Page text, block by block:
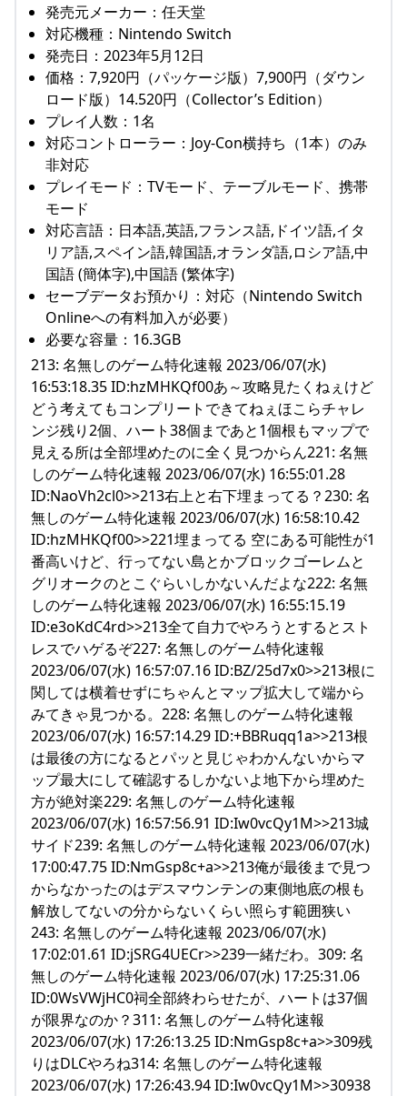
発売元メーカー：任天堂
対応機種：Nintendo Switch
発売日：2023年5月12日
価格：7,920円（パッケージ版）7,900円（ダウン
ロード版）14.520円（Collector’s Edition）
プレイ人数：1名
対応コントローラー：Joy-Con横持ち（1本）のみ
非対応
プレイモード：TVモード、テーブルモード、携帯
モード
対応言語：日本語,英語,フランス語,ドイツ語,イタ
リア語,スペイン語,韓国語,オランダ語,ロシア語,中
国語 (簡体字),中国語 (繁体字)
セーブデータお預かり：対応（Nintendo Switch
Onlineへの有料加入が必要）
必要な容量：16.3GB
213: 名無しのゲーム特化速報 2023/06/07(水)
16:53:18.35 ID:hzMHKQf00あ～攻略見たくねぇけど
どう考えてもコンプリートできてねぇほこらチャレ
ンジ残り2個、ハート38個まであと1個根もマップで
見える所は全部埋めたのに全く見つからん221: 名無
しのゲーム特化速報 2023/06/07(水) 16:55:01.28
ID:NaoVh2cl0>>213右上と右下埋まってる？230: 名
無しのゲーム特化速報 2023/06/07(水) 16:58:10.42
ID:hzMHKQf00>>221埋まってる 空にある可能性が1
番高いけど、行ってない島とかブロックゴーレムと
グリオークのとこぐらいしかないんだよな222: 名無
しのゲーム特化速報 2023/06/07(水) 16:55:15.19
ID:e3oKdC4rd>>213全て自力でやろうとするとスト
レスでハゲるぞ227: 名無しのゲーム特化速報
2023/06/07(水) 16:57:07.16 ID:BZ/25d7x0>>213根に
関しては横着せずにちゃんとマップ拡大して端から
みてきゃ見つかる。228: 名無しのゲーム特化速報
2023/06/07(水) 16:57:14.29 ID:+BBRuqq1a>>213根
は最後の方になるとパッと見じゃわかんないからマ
ップ最大にして確認するしかないよ地下から埋めた
方が絶対楽229: 名無しのゲーム特化速報
2023/06/07(水) 16:57:56.91 ID:Iw0vcQy1M>>213城
サイド239: 名無しのゲーム特化速報 2023/06/07(水)
17:00:47.75 ID:NmGsp8c+a>>213俺が最後まで見つ
からなかったのはデスマウンテンの東側地底の根も
解放してないの分からないくらい照らす範囲狭い
243: 名無しのゲーム特化速報 2023/06/07(水)
17:02:01.61 ID:jSRG4UECr>>239一緒だわ。309: 名
無しのゲーム特化速報 2023/06/07(水) 17:25:31.06
ID:0WsVWjHC0祠全部終わらせたが、ハートは37個
が限界なのか？311: 名無しのゲーム特化速報
2023/06/07(水) 17:26:13.25 ID:NmGsp8c+a>>309残
りはDLCやろね314: 名無しのゲーム特化速報
2023/06/07(水) 17:26:43.94 ID:Iw0vcQy1M>>30938